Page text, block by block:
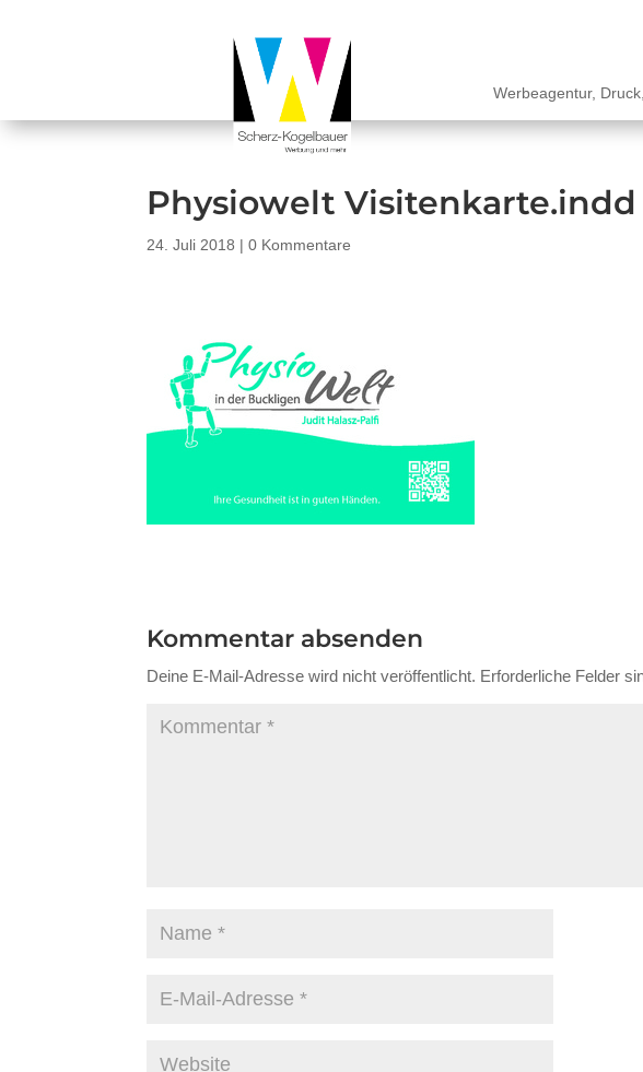
Werbeagentur,
Physiowelt Visitenkarte.indd
24. Juli 2018 |0 Kommentare
Kommentar absenden
Deine E-Mail-Adresse wird nicht veröffentlicht. Erforderliche Felder